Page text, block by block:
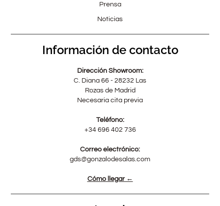
Prensa
Noticias
Información de contacto
Dirección Showroom:
C. Diana 66 - 28232 Las
Rozas de Madrid
Necesaria cita previa
Teléfono:
+34 696 402 736
Correo electrónico:
gds@gonzalodesalas.com
Cómo llegar ←